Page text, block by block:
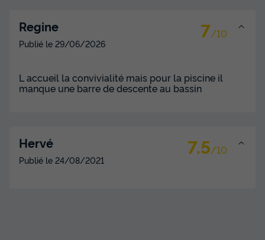
Regine 7/10
Publié le 29/06/2026
L accueil la convivialité mais pour la piscine il
manque une barre de descente au bassin
Hervé 7.5/10
Publié le 24/08/2021